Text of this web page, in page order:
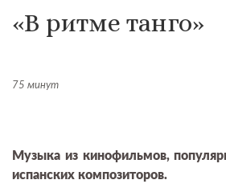
«В ритме танго»
75 минут
Музыка из кинофильмов,
испанских композиторов.